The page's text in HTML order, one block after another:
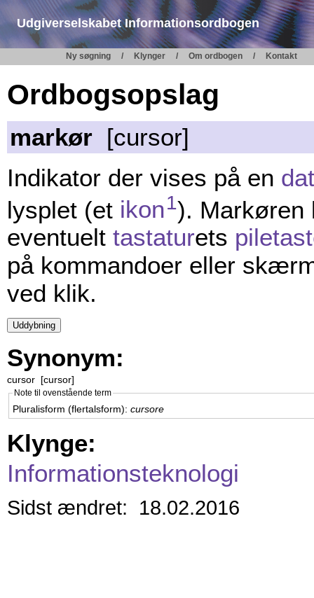
Udgiverselskabet Informationsordbogen
Ny søgning Klynger Om ordbogen Kontakt
Ordbogsopslag
markør [cursor]
Indikator der vises på en
lysplet (et ikon1).
eventuelt tastaturets
på kommandoer eller
ved klik.
Synonym:
cursor [cursor]
Note til ovenstående term
Pluralisform (flertalsform): cursore
Klynge:
Informationsteknologi
Sidst ændret: 18.02.2016